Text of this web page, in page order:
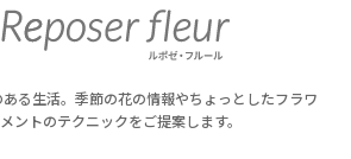
る生活。季節の花の情報やちょっとしたフラワ
ントのテクニックをご提案します。